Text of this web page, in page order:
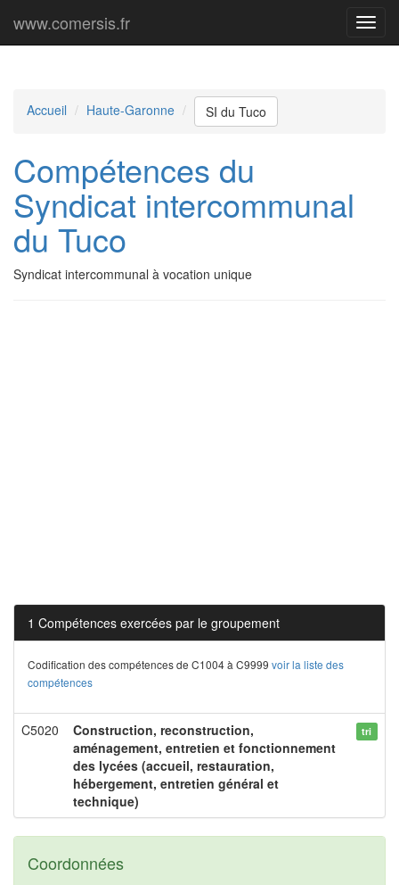
Menu
www.comersis.fr
Accueil Haute-Garonne SI du Tuco
Compétences du
Syndicat intercommunal
du Tuco
Syndicat intercommunal à vocation unique
1 Compétences exercées par le groupement
Codification des compétences de C1004 à C9999 voir la liste des
compétences
C5020
Construction, reconstruction,
aménagement, entretien et fonctionnement
des lycées (accueil, restauration,
hébergement, entretien général et
technique)
tri
Coordonnées